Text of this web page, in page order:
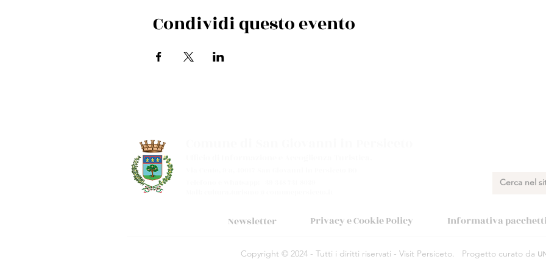
Condividi questo evento
Privacy e Cookie Policy Informativa
Newsletter
Copyright © 2024 - Tutti i diritti riservati - Visit Persiceto. Progetto curato da